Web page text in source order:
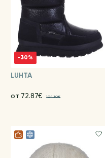
-30%
LUHTA
от 72.87€ 104.10€